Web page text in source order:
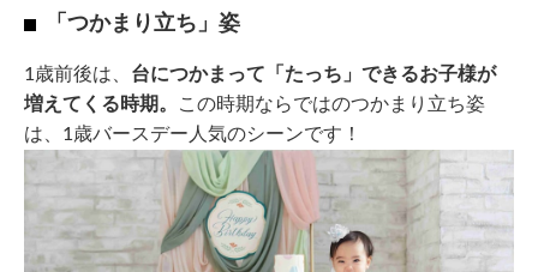
「つかまり立ち」姿
1歳前後は、 台につかまって「たっち」できるお子様が
増えてくる時期。
この時期ならではのつかまり立ち姿
は、1歳バースデー人気のシーンです！